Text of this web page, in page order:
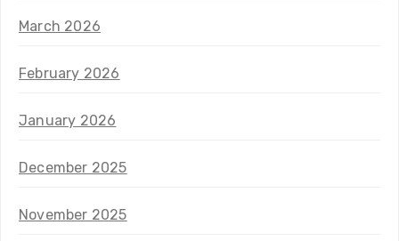
March 2026
February 2026
January 2026
December 2025
November 2025